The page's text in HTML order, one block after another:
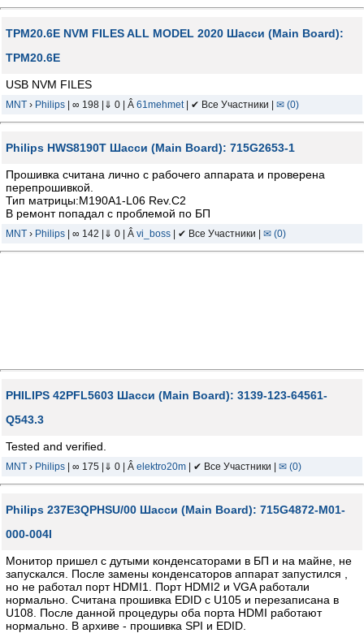
TPM20.6E NVM FILES ALL MODEL 2020 Шасси (Main Board):
TPM20.6E
USB NVM FILES
MNT › Philips | ∞ 198 |⇓ 0 | Â 61mehmet| ✔ Все Участники | ✉ (0)
Philips HWS8190T Шасси (Main Board): 715G2653-1
Прошивка считана лично с рабочего аппарата и проверена
перепрошивкой.
Тип матрицы:M190A1-L06 Rev.C2
В ремонт попадал с проблемой по БП
MNT › Philips | ∞ 142 |⇓ 0 | Â vi_boss | ✔ Все Участники | ✉ (0)
PHILIPS 42PFL5603 Шасси (Main Board): 3139-123-64561-
Q543.3
Tested and verified.
MNT › Philips | ∞ 175 |⇓ 0 | Â elektro20m | ✔ Все Участники | ✉ (0)
Philips 237E3QPHSU/00 Шасси (Main Board): 715G4872-M01-
000-004I
Монитор пришел с дутыми конденсаторами в БП и на майне, не
запускался. После замены конденсаторов аппарат запустился ,
но не работал порт HDMI1. Порт HDMI2 и VGA работали
нормально. Считана прошивка EDID с U105 и перезаписана в
U108. После данной процедуры оба порта HDMI работают
нормально. В архиве - прошивка SPI и EDID.